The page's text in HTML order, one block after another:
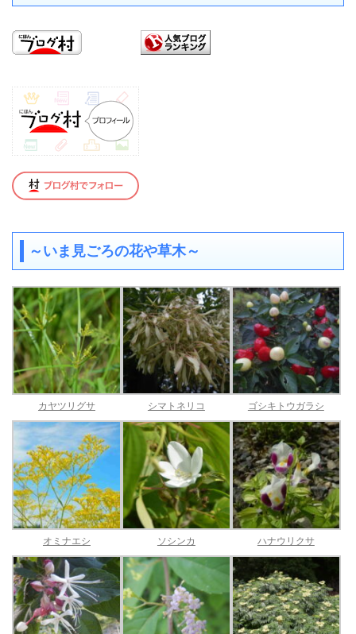
～いま見ごろの花や草木～
カヤツリグサ シマトネリコ ゴシキトウガラシ
オミナエシ ソシンカ ハナウリクサ